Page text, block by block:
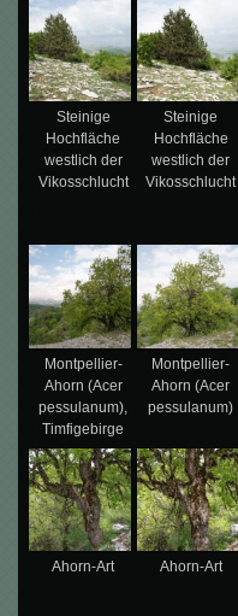
Steinige
Hochfläche
westlich der
Vikosschlucht
Steinige
Hochfläche
westlich der
Vikosschlucht
Montpellier-
Ahorn (Acer
pessulanum),
Timfigebirge
Montpellier-
Ahorn (Acer
pessulanum)
Ahorn-Art Ahorn-Art